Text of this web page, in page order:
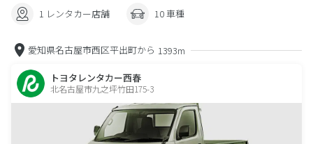
1 レンタカー店舗 10 車種
愛知県名古屋市西区平出町から 1393m
トヨタレンタカー西春
北名古屋市九之坪竹田175-3